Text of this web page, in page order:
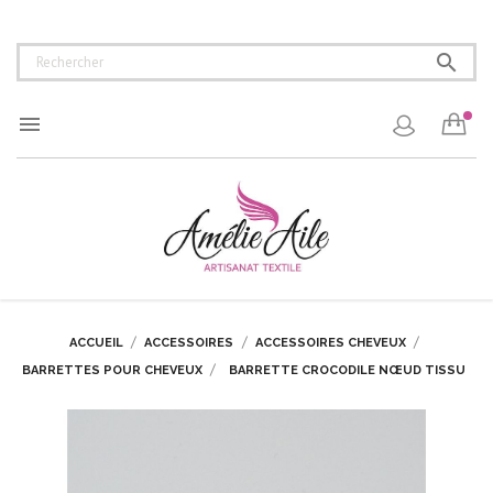


ACCUEIL ACCESSOIRES
ACCESSOIRES CHEVEUX
BARRETTES POUR CHEVEUX
BARRETTE CROCODILE NŒUD TISSU